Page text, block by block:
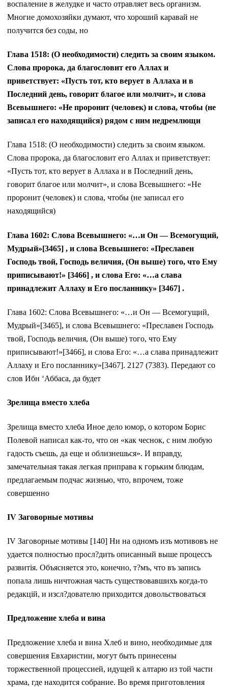
воспаление в желудке и часто отравляет весь организм.
Многие домохозяйки думают, что хороший каравай не
получится без соды, но
Глава 1518: (О необходимости) следить за своим языком.
Слова пророка, да благословит его Аллах и
приветствует: «Пусть тот, кто верует в Аллаха и в
Последний день, говорит благое или молчит», и слова
Всевышнего: «Не проронит (человек) и слова, чтобы (не
записал его находящийся) рядом с ним недремлющи
Глава 1518: (О необходимости) следить за своим языком.
Слова пророка, да благословит его Аллах и приветствует:
«Пусть тот, кто верует в Аллаха и в Последний день,
говорит благое или молчит», и слова Всевышнего: «Не
проронит (человек) и слова, чтобы (не записал его
находящийся)
Глава 1602: Слова Всевышнего: «…и Он — Всемогущий,
Мудрый»[3465] , и слова Всевышнего: «Преславен
Господь твой, Господь величия, (Он выше) того, что Ему
приписывают!» [3466] , и слова Его: «…а слава
принадлежит Аллаху и Его посланнику» [3467] .
Глава 1602: Слова Всевышнего: «…и Он — Всемогущий,
Мудрый»[3465], и слова Всевышнего: «Преславен Господь
твой, Господь величия, (Он выше) того, что Ему
приписывают!»[3466], и слова Его: «…а слава принадлежит
Аллаху и Его посланнику»[3467]. 2127 (7383). Передают со
слов Ибн ‘Аббаса, да будет
Зрелища вместо хлеба
Зрелища вместо хлеба Иное дело юмор, о котором Борис
Полевой написал как-то, что он «как чеснок, с ним любую
гадость съешь, да еще и облизнешься». И вправду,
замечательная такая легкая приправа к горьким блюдам,
предлагаемым подчас жизнью, что, впрочем, тоже
совершенно
IV Заговорные мотивы
IV Заговорные мотивы [140] Ни на одномъ изъ мотивовъ не
удается полностью просл?дить описанный выше процессъ
развитія. Объясняется это, конечно, т?мъ, что въ запись
попала лишь ничтожная часть существовавшихъ когда-то
редакцій, и изсл?дователю приходится довольствоваться
Предложение хлеба и вина
Предложение хлеба и вина Хлеб и вино, необходимые для
совершения Евхаристии, могут быть принесены
торжественной процессией, идущей к алтарю из той части
храма, где находится собрание. Во время приготовления